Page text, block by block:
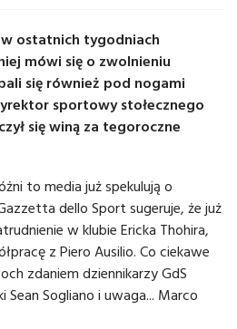
ostatnich tygodniach
mówi się o zwolnieniu
się również pod nogami
sportowy stołecznego
się winą za tegoroczne
to media już spekulują o
dello Sport sugeruje, że już
w klubie Ericka Thohira,
z Piero Ausilio. Co ciekawe
zdaniem dziennikarzy GdS
Sogliano i uwaga... Marco